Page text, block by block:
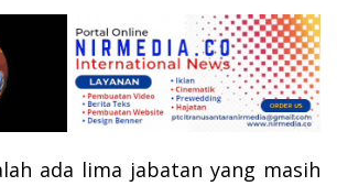
ada lima jabatan yang masih